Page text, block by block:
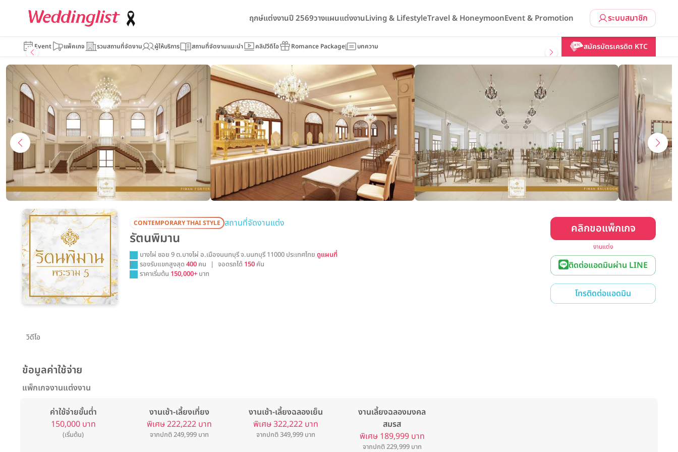
ระบบสมาชิก
ฤกษ์แต่งงานปี 2569วางแผนแต่งงานLiving & LifestyleTravel & HoneymoonEvent & Promotion
Event แพ็คเกจ รวมสถานที่จัดงาน ผู้ให้บริการ สถานที่จัดงานแนะนำ คลิปวีดีโอ Romance Package บทความ สมัครบัตรเครดิต KTC
คลิกขอแพ็กเกจ
CONTEMPORARY THAI STYLE สถานที่จัดงานแต่ง
รัตนพิมาน
บางไผ่ ซอย 9 ต.บางไผ่ อ.เมืองนนทบุรี จ.นนทบุรี 11000 ประเทศไทยดูแผนที่
รองรับแขกสูงสุด400 คน | จอดรถได้ 150 คัน
ราคาเริ่มต้น 150,000+ บาท
คลิกขอแพ็กเกจ
งานแต่ง
ติดต่อแอดมินผ่าน LINE
โทรติดต่อแอดมิน
วิดีโอ
ข้อมูลค่าใช้จ่าย
แพ็กเกจงานแต่งงาน
ค่าใช้จ่ายขั้นต่ำ
150,000 บาท
(เริ่มต้น)
งานเช้า-เลี้ยงเที่ยง
พิเศษ 222,222 บาท
จากปกติ 249,999 บาท
งานเช้า-เลี้ยงฉลองเย็น
พิเศษ 322,222 บาท
จากปกติ 349,999 บาท
งานเลี้ยงฉลองมงคล
สมรส
พิเศษ 189,999 บาท
จากปกติ 229,999 บาท